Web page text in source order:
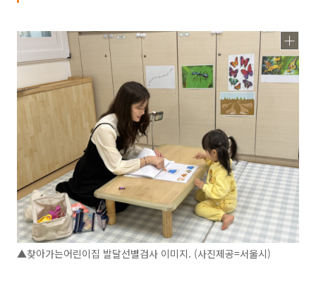
▲찾아가는어린이집 발달선별검사 이미지. (사진제공=서울시)